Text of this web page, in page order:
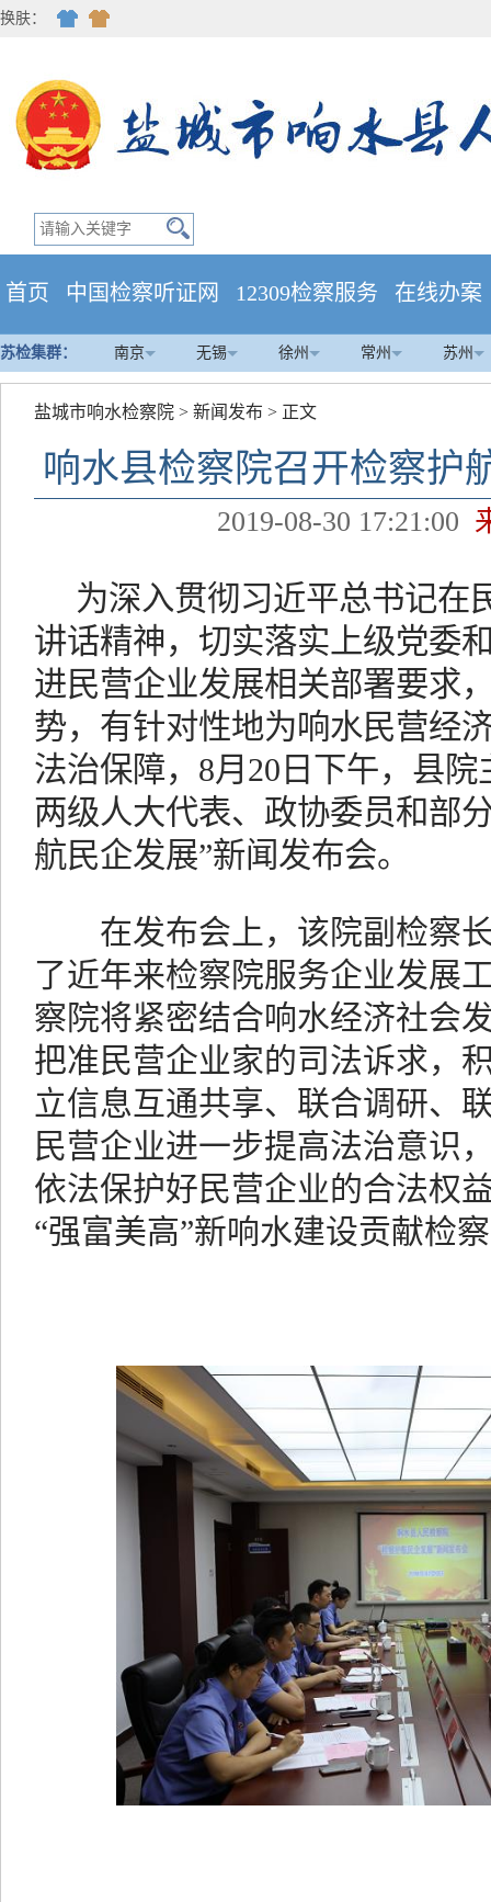
换肤：
首页 中国检察听证网 12309检察服务 在线办案
苏检集群： 南京 无锡 徐州 常州 苏州
盐城市响水检察院 > 新闻发布 > 正文
响水县检察院召开检察护
2019-08-30 17:21:00
为深入贯彻习近平总书记在
讲话精神，切实落实上级党委
进民营企业发展相关部署要求
势，有针对性地为响水民营经
法治保障，8月20日下午，县
两级人大代表、政协委员和部
航民企发展”新闻发布会。
在发布会上，该院副检察长
了近年来检察院服务企业发展
察院将紧密结合响水经济社会
把准民营企业家的司法诉求，
立信息互通共享、联合调研、
民营企业进一步提高法治意识
依法保护好民营企业的合法权
“强富美高”新响水建设贡献检